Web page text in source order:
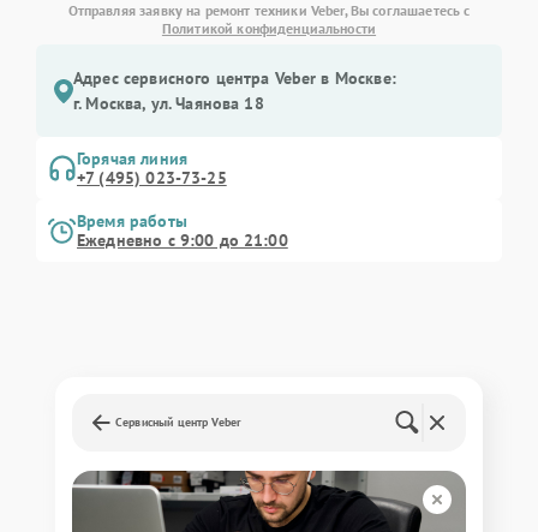
Отправляя заявку на ремонт техники Veber, Вы соглашаетесь с
Политикой конфиденциальности
Адрес сервисного центра Veber в Москве:
г. Москва, ул. Чаянова 18
Горячая линия
+7 (495) 023-73-25
Время работы
Ежедневно с 9:00 до 21:00
Сервисный центр Veber